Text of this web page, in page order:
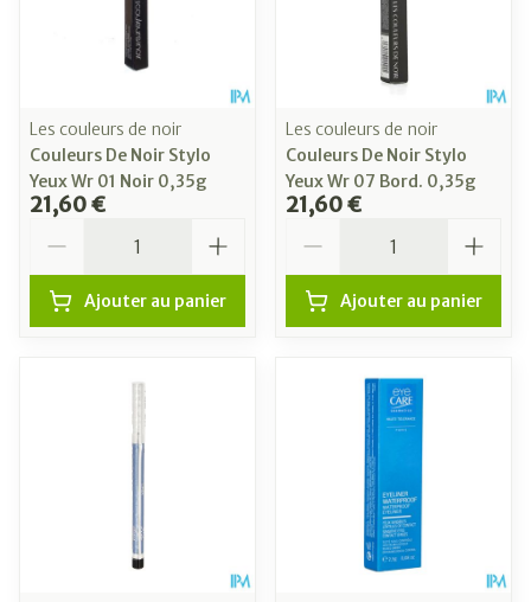
Les couleurs de noir
Couleurs De Noir Stylo
Yeux Wr 01 Noir 0,35g
21,60 €
Ajouter au panier
Les couleurs de noir
Couleurs De Noir Stylo
Yeux Wr 07 Bord. 0,35g
21,60 €
Ajouter au panier